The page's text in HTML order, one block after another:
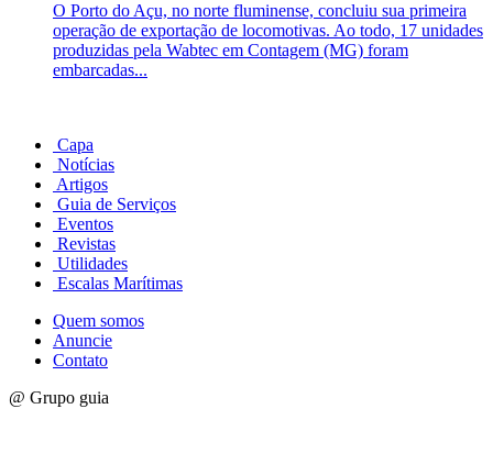
O Porto do Açu, no norte fluminense, concluiu sua primeira
operação de exportação de locomotivas. Ao todo, 17 unidades
produzidas pela Wabtec em Contagem (MG) foram
embarcadas...
Capa
Notícias
Artigos
Guia de Serviços
Eventos
Revistas
Utilidades
Escalas Marítimas
Quem somos
Anuncie
Contato
@ Grupo guia